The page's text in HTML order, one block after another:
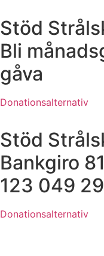
Stöd
Bli
gåva
Donationsalternativ
Stöd
Bankgiro
123 049
Donationsalternativ